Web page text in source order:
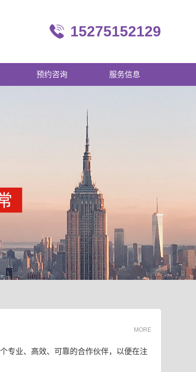
15275152129
预约咨询 服务信息
MORE
专业、高效、可靠的合作伙伴，以便在注